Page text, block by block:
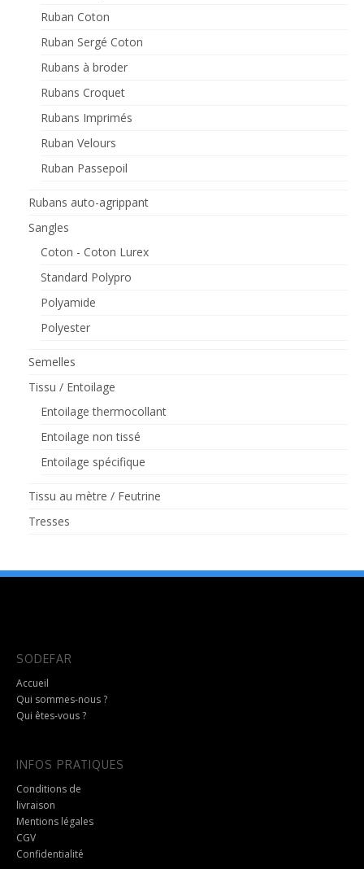
Ruban Coton
Ruban Sergé Coton
Rubans à broder
Rubans Croquet
Rubans Imprimés
Ruban Velours
Ruban Passepoil
Rubans auto-agrippant
Sangles
Coton - Coton Lurex
Standard Polypro
Polyamide
Polyester
Semelles
Tissu / Entoilage
Entoilage thermocollant
Entoilage non tissé
Entoilage spécifique
Tissu au mètre / Feutrine
Tresses
SODEFAR
Accueil
Qui sommes-nous ?
Qui êtes-vous ?
INFOS PRATIQUES
Conditions de
livraison
Mentions légales
CGV
Confidentialité